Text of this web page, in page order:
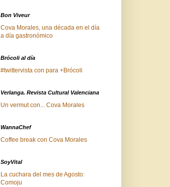
Bon Viveur
Cova Morales, una década en el día
a día gastronómico
Brócoli al día
#twittervista con para +Brócoli
Verlanga. Revista Cultural Valenciana
Un vermut con... Cova Morales
WannaChef
Coffee break con Cova Morales
SoyVital
La cuchara del mes de Agosto:
Comoju